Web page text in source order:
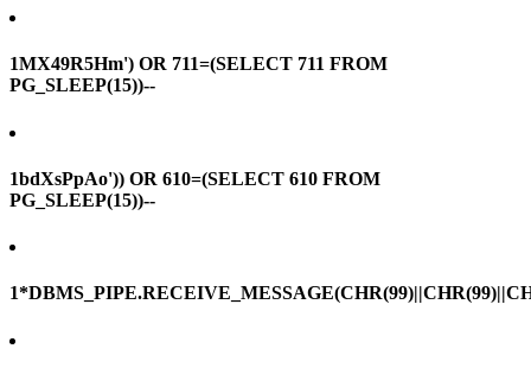
1MX49R5Hm') OR 711=(SELECT 711 FROM
PG_SLEEP(15))--
1bdXsPpAo')) OR 610=(SELECT 610 FROM
PG_SLEEP(15))--